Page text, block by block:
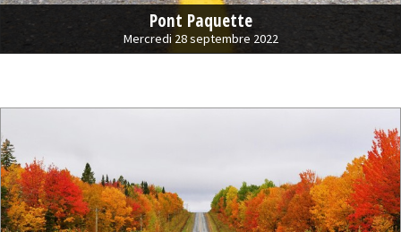
Pont Paquette
Mercredi 28 septembre 2022